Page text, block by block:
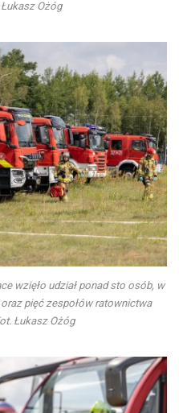
Ożóg
wzięło udział ponad sto osób, w
pięć zespołów ratownictwa
Łukasz Ożóg